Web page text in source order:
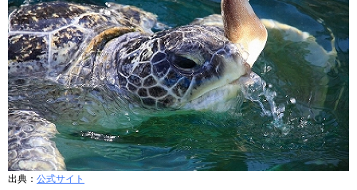
出典： 公式サイト